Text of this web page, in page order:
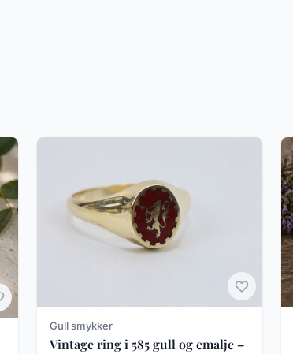
Gull smykker
Vintage ring i 585 gull og emalje –